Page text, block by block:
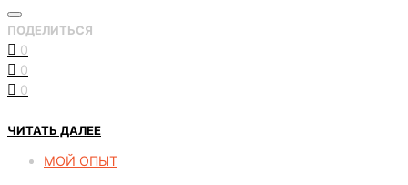
ПОДЕЛИТЬСЯ
0
0
0
ЧИТАТЬ ДАЛЕЕ
МОЙ ОПЫТ